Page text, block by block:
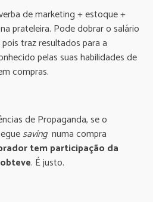
de marketing + estoque +
prateleira. Pode dobrar o salário
traz resultados para a
pelas suas habilidades de
compras.
de Propaganda, se o
savingnuma compra
tem participação da
. É justo.